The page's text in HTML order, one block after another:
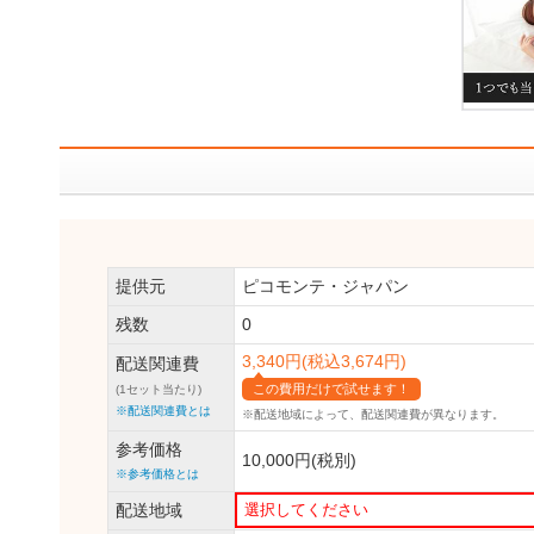
提供元
ピコモンテ・ジャパン
残数
0
配送関連費
(1セット当たり)
※配送関連費とは
3,340円(税込3,674円)
この費用だけで試せます！
※配送地域によって、 配送関連費が異なります。
参考価格
※参考価格とは
10,000円(税別)
配送地域